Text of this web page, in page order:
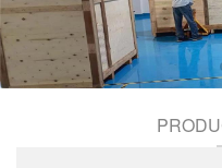
木托盘
苏州木托盘，苏州